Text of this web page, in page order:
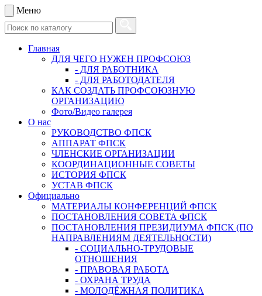
Меню
Главная
ДЛЯ ЧЕГО НУЖЕН ПРОФСОЮЗ
- ДЛЯ РАБОТНИКА
- ДЛЯ РАБОТОДАТЕЛЯ
КАК СОЗДАТЬ ПРОФСОЮЗНУЮ
ОРГАНИЗАЦИЮ
Фото/Видео галерея
О нас
РУКОВОДСТВО ФПСК
АППАРАТ ФПСК
ЧЛЕНСКИЕ ОРГАНИЗАЦИИ
КООРДИНАЦИОННЫЕ СОВЕТЫ
ИСТОРИЯ ФПСК
УСТАВ ФПСК
Официально
МАТЕРИАЛЫ КОНФЕРЕНЦИЙ ФПСК
ПОСТАНОВЛЕНИЯ СОВЕТА ФПСК
ПОСТАНОВЛЕНИЯ ПРЕЗИДИУМА ФПСК (ПО
НАПРАВЛЕНИЯМ ДЕЯТЕЛЬНОСТИ)
- СОЦИАЛЬНО-ТРУДОВЫЕ
ОТНОШЕНИЯ
- ПРАВОВАЯ РАБОТА
- ОХРАНА ТРУДА
- МОЛОДЁЖНАЯ ПОЛИТИКА